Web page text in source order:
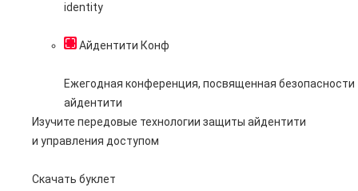
identity
Айдентити Конф
Ежегодная конференция, посвященная безопасности
айдентити
Изучите передовые технологии защиты айдентити
и управления доступом
Скачать буклет